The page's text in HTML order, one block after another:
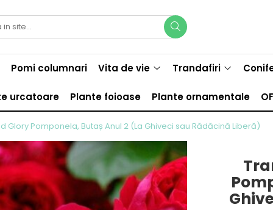
Pomi columnari Vita de vie Trandafiri
urcatoare Plante foioase Plante ornamentale
Glory Pomponela, Butaș Anul 2 (La Ghiveci sau Rădăcină Liberă)